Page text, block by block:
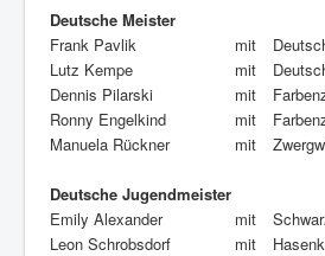
Deutsche Meister
Frank Pavlik
mit
Lutz Kempe
mit
Dennis Pilarski
mit
Ronny Engelkind
mit
Manuela Rückner
mit
Deutsche Jugendmeister
Emily Alexander
mit
Leon Schrobsdorf
mit